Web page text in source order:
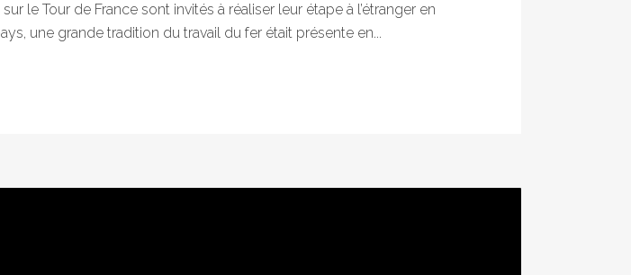
le Tour de France sont invités à réaliser leur étape à l’étranger en
une grande tradition du travail du fer était présente en...